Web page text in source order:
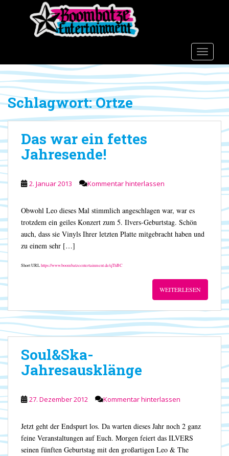
o
m
a
c
t
e
n
Schlagwort:Ortze
Das war ein fettes
Jahresende!
2. Januar 2013 Kommentar hinterlassen
Obwohl Leo dieses Mal stimmlich angeschlagen war, war es
trotzdem ein geiles Konzert zum 5. Ilvers-Geburtstag. Schön
auch, dass sie Vinyls Ihrer letzten Platte mitgebracht haben und
zu einem sehr […]
Short URLhttps://www.boombatzeentertainment.de/qThBC
WEITERLESEN
Soul&Ska-
Jahresausklänge
27. Dezember 2012 Kommentar hinterlassen
Jetzt geht der Endspurt los. Da warten dieses Jahr noch 2 ganz
feine Veranstaltungen auf Euch. Morgen feiert das ILVERS
seinen fünften Geburtstag mit den großartigen Leo & The